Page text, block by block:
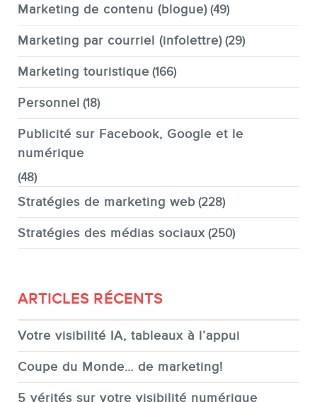
INFOLETTRE
Marketing de contenu (blogue) (49)
Marketing par courriel (infolettre) (29)
Marketing touristique (166)
Personnel (18)
Publicité sur Facebook, Google et le
numérique
(48)
Stratégies de marketing web (228)
Stratégies des médias sociaux (250)
ARTICLES RÉCENTS
Votre visibilité IA, tableaux à l’appui
Coupe du Monde… de marketing!
5 vérités sur votre visibilité numérique